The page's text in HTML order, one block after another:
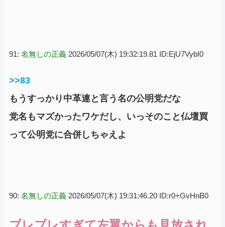
91: 名無しの正義 2026/05/07(木) 19:32:19.81 ID:EjU7VybI0
>>83
もうすっかり中革連と言う名の公明党だな
党名もマズかったワケだし、いっそのこと仏壇買
って公明党に合併しちゃえよ
90: 名無しの正義 2026/05/07(木) 19:31:46.20 ID:r0+GvHnB0